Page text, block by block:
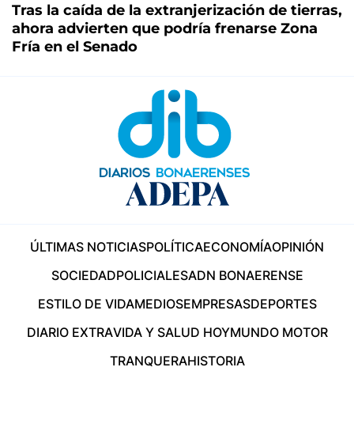
Tras la caída de la extranjerización de tierras,
ahora advierten que podría frenarse Zona
Fría en el Senado
ÚLTIMAS NOTICIASPOLÍTICAECONOMÍAOPINIÓN
SOCIEDADPOLICIALESADN BONAERENSE
ESTILO DE VIDAMEDIOSEMPRESASDEPORTES
DIARIO EXTRAVIDA Y SALUD HOYMUNDO MOTOR
TRANQUERAHISTORIA